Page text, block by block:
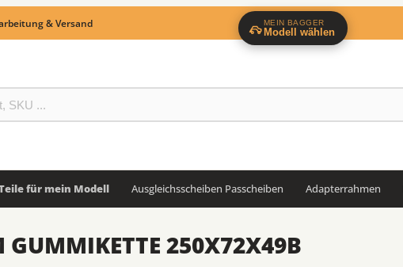
& Versand
für mein Modell Ausgleichsscheiben Passcheiben Adapterrahmen
250X72X49B
MEIN BAGGER
Modell wählen